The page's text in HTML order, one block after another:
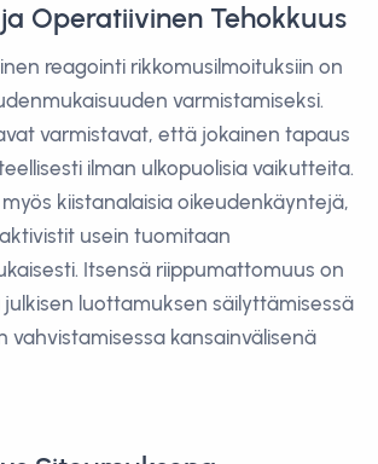
Operatiivinen Tehokkuus
reagointi rikkomusilmoituksiin on
varmistamiseksi.
varmistavat, että jokainen tapaus
ilman ulkopuolisia vaikutteita.
kiistanalaisia oikeudenkäyntejä,
usein tuomitaan
Itsensä riippumattomuus on
luottamuksen säilyttämisessä
vahvistamisessa kansainvälisenä